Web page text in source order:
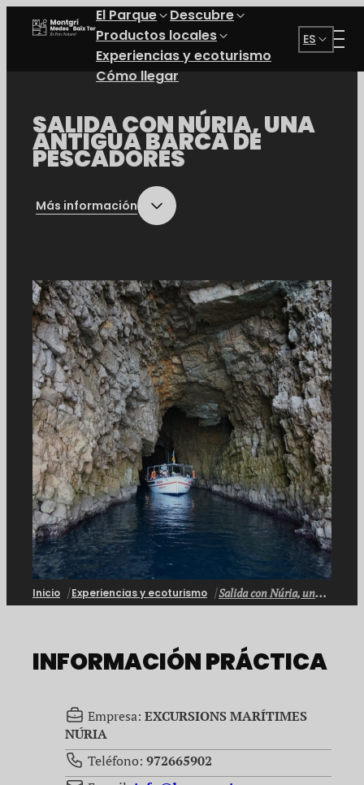
Parque Natural del Montgrí, las Islas Medas y el Bajo
El Parque
Descubre
Productos locales
Experiencias y ecoturismo
Cómo llegar
ES
SALIDA CON NÚRIA, UNA
ANTIGUA BARCA DE
PESCADORES
Más información
Inicio Experiencias y ecoturismo Salida con Núria, una antigua barca de pescadores
INFORMACIÓN PRÁCTICA
Empresa: EXCURSIONS MARÍTIMES
NÚRIA
Teléfono: 972665902